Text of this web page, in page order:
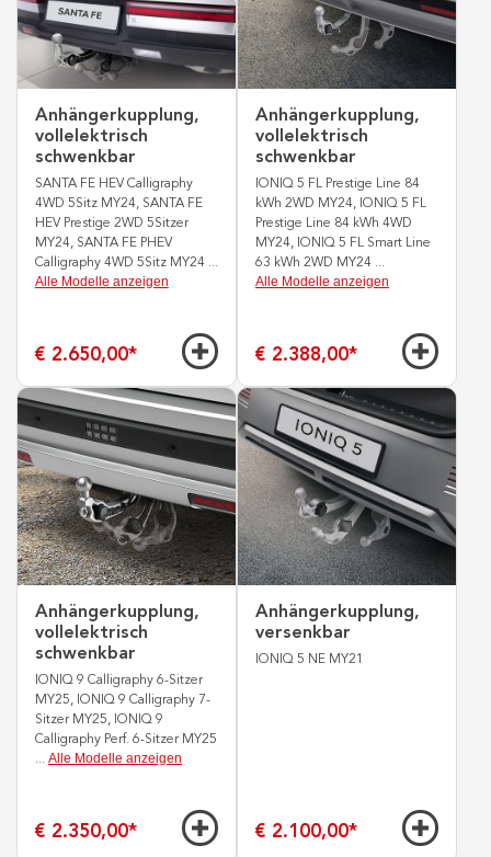
Anhängerkupplung,
vollelektrisch
schwenkbar
SANTA FE HEV Calligraphy
4WD 5Sitz MY24, SANTA FE
HEV Prestige 2WD 5Sitzer
MY24, SANTA FE PHEV
Calligraphy 4WD 5Sitz MY24 ...
Alle Modelle anzeigen
€ 2.650,00*
Anhängerkupplung,
vollelektrisch
schwenkbar
IONIQ 5 FL Prestige Line 84
kWh 2WD MY24, IONIQ 5 FL
Prestige Line 84 kWh 4WD
MY24, IONIQ 5 FL Smart Line
63 kWh 2WD MY24 ...
Alle Modelle anzeigen
€ 2.388,00*
Anhängerkupplung,
vollelektrisch
schwenkbar
IONIQ 9 Calligraphy 6-Sitzer
MY25, IONIQ 9 Calligraphy 7-
Sitzer MY25, IONIQ 9
Calligraphy Perf. 6-Sitzer MY25
... Alle Modelle anzeigen
€ 2.350,00*
Anhängerkupplung,
versenkbar
IONIQ 5 NE MY21
€ 2.100,00*